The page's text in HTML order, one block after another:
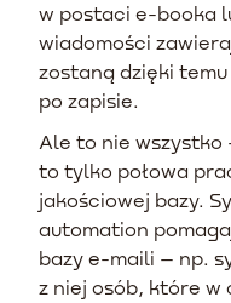
w postaci e-booka
wiadomości
zostaną dzięki
po zapisie.
Ale to nie wszystko
to tylko połowa
jakościowej bazy.
automation
bazy e-maili – np.
z niej osób, które w